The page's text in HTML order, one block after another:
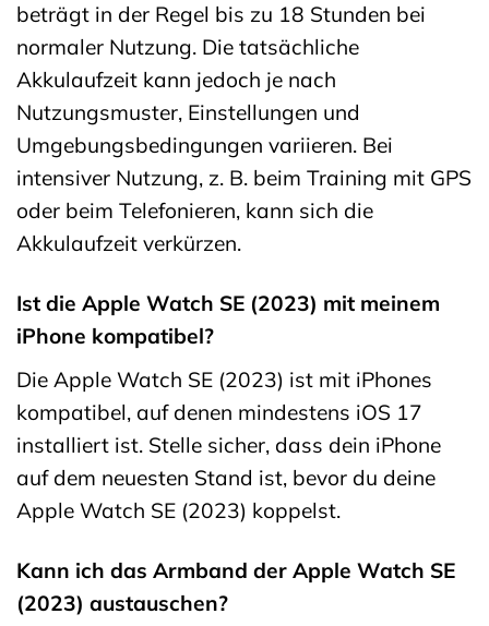
beträgt in der Regel bis zu 18 Stunden bei
normaler Nutzung. Die tatsächliche
Akkulaufzeit kann jedoch je nach
Nutzungsmuster, Einstellungen und
Umgebungsbedingungen variieren. Bei
intensiver Nutzung, z. B. beim Training mit GPS
oder beim Telefonieren, kann sich die
Akkulaufzeit verkürzen.
Ist die Apple Watch SE (2023) mit meinem
iPhone kompatibel?
Die Apple Watch SE (2023) ist mit iPhones
kompatibel, auf denen mindestens iOS 17
installiert ist. Stelle sicher, dass dein iPhone
auf dem neuesten Stand ist, bevor du deine
Apple Watch SE (2023) koppelst.
Kann ich das Armband der Apple Watch SE
(2023) austauschen?